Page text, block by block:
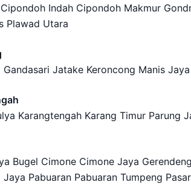
Indah Cipondoh Makmur
Plawad Utara
Gandasari Jatake Keroncong Manis
Karangtengah Karang Timur Parung
Bugel Cimone Cimone Jaya
Pabuaran Pabuaran Tumpeng